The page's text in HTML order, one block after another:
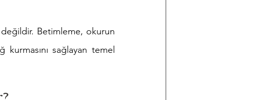
Betimleme, okurun
sağlayan temel